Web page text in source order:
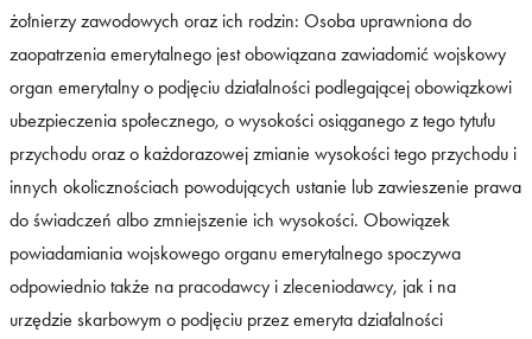
żołnierzy zawodowych oraz ich rodzin: Osoba uprawniona do
zaopatrzenia emerytalnego jest obowiązana zawiadomić wojskowy
organ emerytalny o podjęciu działalności podlegającej obowiązkowi
ubezpieczenia społecznego, o wysokości osiąganego z tego tytułu
przychodu oraz o każdorazowej zmianie wysokości tego przychodu i
innych okolicznościach powodujących ustanie lub zawieszenie prawa
do świadczeń albo zmniejszenie ich wysokości. Obowiązek
powiadamiania wojskowego organu emerytalnego spoczywa
odpowiednio także na pracodawcy i zleceniodawcy, jak i na
urzędzie skarbowym o podjęciu przez emeryta działalności